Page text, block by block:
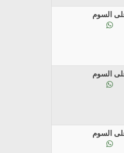
السوم
السوم
السوم